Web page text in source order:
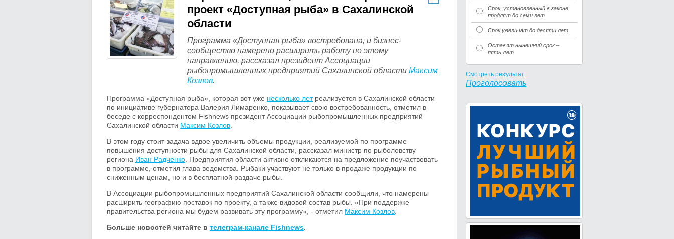
проект «Доступная рыба» в Сахалинской
области
Программа «Доступная рыба» востребована, и бизнес-
сообщество намерено расширить работу по этому
направлению, рассказал президент Ассоциации
рыбопромышленных предприятий Сахалинской области Максим
Козлов.
Программа «Доступная рыба», которая вот уже несколько летреализуется в Сахалинской области
по инициативе губернатора Валерия Лимаренко, показывает свою востребованность, отметил в
беседе с корреспондентом Fishnews президент Ассоциации рыбопромышленных предприятий
Сахалинской области Максим Козлов
В этом году стоит задача вдвое увеличить объемы продукции, реализуемой по программе
повышения доступности рыбы для Сахалинской области, рассказал министр по рыболовству
региона Иван Радченко . Предприятия области активно откликаются на предложение поучаствовать
в программе, отметил глава ведомства. Рыбаки участвуют не только в продаже продукции по
сниженным ценам, но и в бесплатной раздаче рыбы.
В Ассоциации рыбопромышленных предприятий Сахалинской области сообщили, что намерены
расширить географию поставок по проекту, а также видовой состав рыбы. «При поддержке
правительства региона мы будем развивать эту программу», - отметил Максим Козлов
Больше новостей читайте в телеграм-канале Fishnews.
Срок, установленный в законе,
продлят до семи лет
Срок увеличат до десяти лет
Оставят нынешний срок –
пять лет
Смотреть результат
Проголосовать